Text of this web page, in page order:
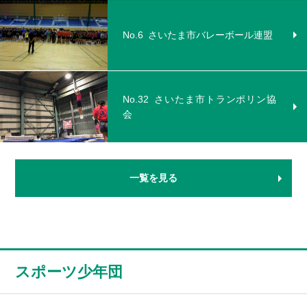
No.6 さいたま市バレーボール連盟
No.32
さいたま市トランポリン協
会
一覧を見る
スポーツ少年団